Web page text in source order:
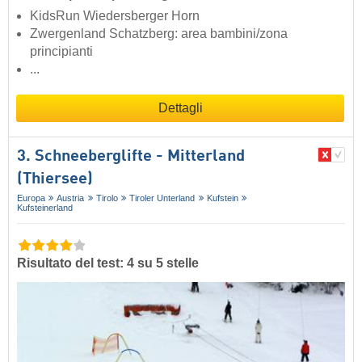
KidsRun Wiedersberger Horn
Zwergenland Schatzberg: area bambini/zona
principianti
...
Dettagli
3. Schneeberglifte - Mitterland
(Thiersee)
Europa Austria Tirolo Tiroler Unterland
Kufstein
Kufsteinerland
Risultato del test: 4 su 5 stelle